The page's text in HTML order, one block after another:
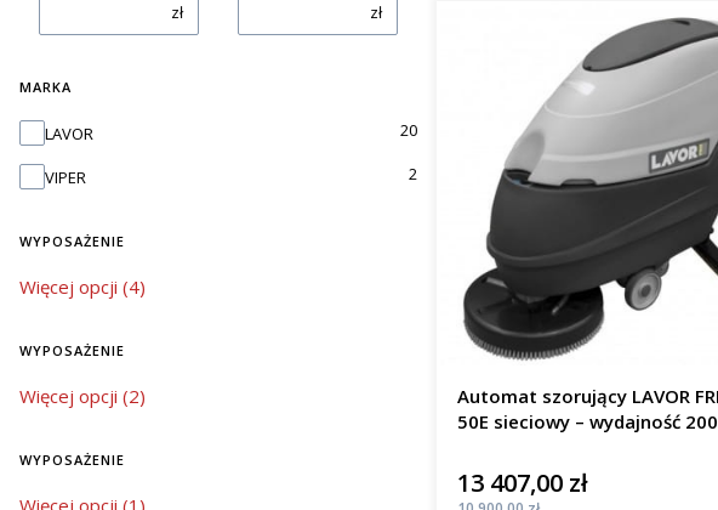
zł
zł
MARKA
Marka
LAVOR 20
VIPER 2
WYPOSAŻENIE
wyposażenie
Więcej opcji (4)
WYPOSAŻENIE
wyposażenie
Więcej opcji (2)
WYPOSAŻENIE
wyposażenie
Automat szorujący LAVOR
50E sieciowy – wydajność
Cena
13 407,00 zł